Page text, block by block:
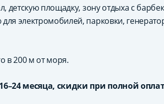
детскую площадку, зону отдыха с
электромобилей, парковки,
в 200 м от моря.
месяца, скидки при полной